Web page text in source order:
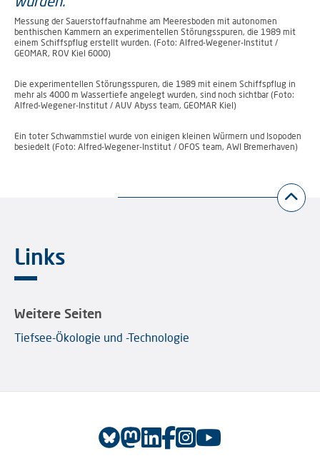
Messung der Sauerstoffaufnahme am Meeresboden mit autonomen
benthischen Kammern an experimentellen Störungsspuren, die 1989 mit
einem Schiffspflug erstellt wurden. (Foto: Alfred-Wegener-Institut /
GEOMAR, ROV Kiel 6000)
Die experimentellen Störungsspuren, die 1989 mit einem Schiffspflug in
mehr als 4000 m Wassertiefe angelegt wurden, sind noch sichtbar (Foto:
Alfred-Wegener-Institut / AUV Abyss team, GEOMAR Kiel)
Ein toter Schwammstiel wurde von einigen kleinen Würmern und Isopoden
besiedelt (Foto: Alfred-Wegener-Institut / OFOS team, AWI Bremerhaven)
Links
Weitere Seiten
Tiefsee-Ökologie und -Technologie